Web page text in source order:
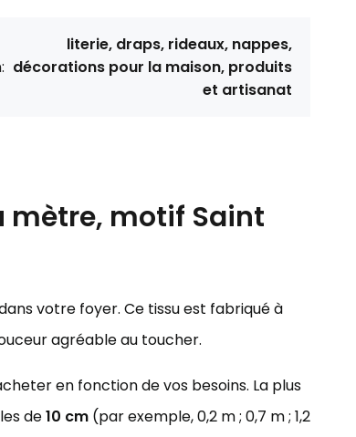
literie, draps, rideaux, nappes,
décorations pour la maison, produits
et artisanat
mètre, motif Saint
votre foyer. Ce tissu est fabriqué à
agréable au toucher.
en fonction de vos besoins. La plus
de10 cm (par exemple, 0,2 m ; 0,7 m ; 1,2